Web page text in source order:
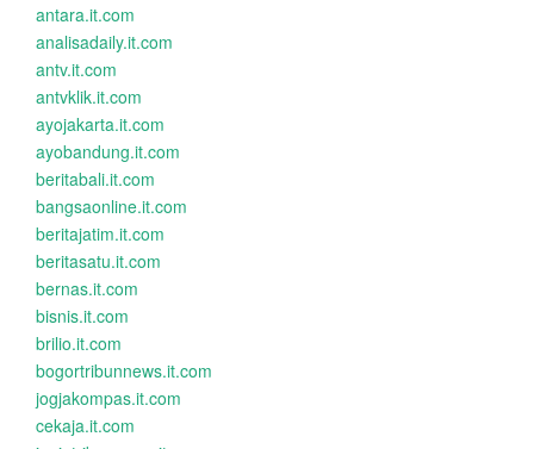
antara.it.com
analisadaily.it.com
antv.it.com
antvklik.it.com
ayojakarta.it.com
ayobandung.it.com
beritabali.it.com
bangsaonline.it.com
beritajatim.it.com
beritasatu.it.com
bernas.it.com
bisnis.it.com
brilio.it.com
bogortribunnews.it.com
jogjakompas.it.com
cekaja.it.com